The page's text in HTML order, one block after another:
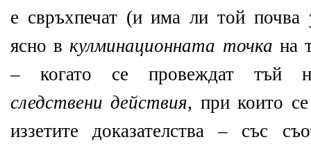
е свръхпечат (и има ли той почва
ясно вкулминационната точка на
– когато се провеждат тъй
следствени действия, при които
иззетите доказателства – със